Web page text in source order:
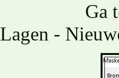
Ga
Lagen -